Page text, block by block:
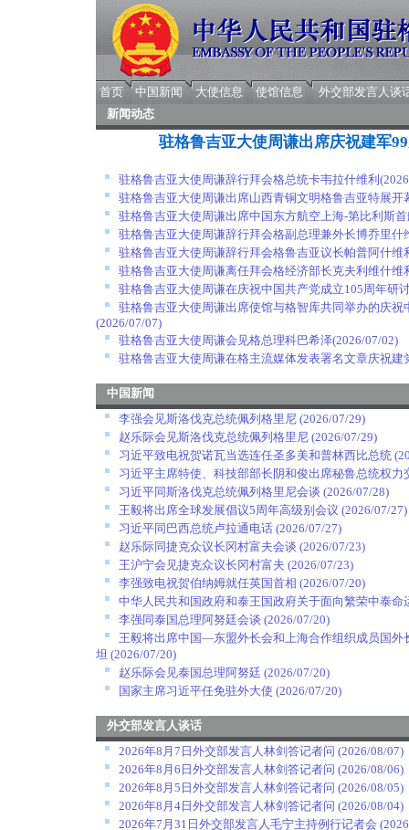
首页 中国新闻 大使信息 使馆信息
外交部发言人谈
新闻动态
驻格鲁吉亚大使周谦出席庆祝建军
驻格鲁吉亚大使周谦辞行拜会格总统卡韦拉什维利
驻格鲁吉亚大使周谦出席山西青铜文明格鲁吉亚特展开
驻格鲁吉亚大使周谦出席中国东方航空上海-第比利斯
驻格鲁吉亚大使周谦辞行拜会格副总理兼外长博乔里什
驻格鲁吉亚大使周谦辞行拜会格鲁吉亚议长帕普阿什维
驻格鲁吉亚大使周谦离任拜会格经济部长克夫利维什维
驻格鲁吉亚大使周谦在庆祝中国共产党成立105周年研
驻格鲁吉亚大使周谦出席使馆与格智库共同举办的庆
(2026/07/07)
驻格鲁吉亚大使周谦会见格总理科巴希泽(2026/07/02)
驻格鲁吉亚大使周谦在格主流媒体发表署名文章庆祝建
中国新闻
李强会见斯洛伐克总统佩列格里尼 (2026/07/29)
赵乐际会见斯洛伐克总统佩列格里尼 (2026/07/29)
习近平致电祝贺诺瓦当选连任圣多美和普林西比总统
习近平主席特使、科技部部长阴和俊出席秘鲁总统权力
习近平同斯洛伐克总统佩列格里尼会谈 (2026/07/28)
王毅将出席全球发展倡议5周年高级别会议 (2026/07/27)
习近平同巴西总统卢拉通电话 (2026/07/27)
赵乐际同捷克众议长冈村富夫会谈 (2026/07/23)
王沪宁会见捷克众议长冈村富夫 (2026/07/23)
李强致电祝贺伯纳姆就任英国首相 (2026/07/20)
中华人民共和国政府和泰王国政府关于面向繁荣中泰命
李强同泰国总理阿努廷会谈 (2026/07/20)
王毅将出席中国—东盟外长会和上海合作组织成员国外
坦 (2026/07/20)
赵乐际会见泰国总理阿努廷 (2026/07/20)
国家主席习近平任免驻外大使 (2026/07/20)
外交部发言人谈话
2026年8月7日外交部发言人林剑答记者问 (2026/08/07)
2026年8月6日外交部发言人林剑答记者问 (2026/08/06)
2026年8月5日外交部发言人林剑答记者问 (2026/08/05)
2026年8月4日外交部发言人林剑答记者问 (2026/08/04)
2026年7月31日外交部发言人毛宁主持例行记者会